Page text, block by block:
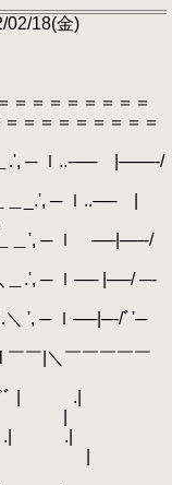
02/18(金)
＝＝＝＝＝＝＝＝
＝＝＝＝＝＝＝＝
|───‐/
ｌ..── |
ｌ ──|──‐/
── |──/ ─‐
ｌ──|─‐/ﾞ'─
￣￣￣￣￣
| .|
| |
.|
| .| | |